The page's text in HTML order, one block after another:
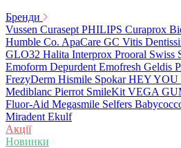
Бренди
Vussen Curasept PHILIPS Curaprox
Humble Co. ApaCare GC Vitis
GLO32 Halita Interprox Prooral Swiss
Emoform Depurdent Emofresh Geldis
FrezyDerm Hismile Spokar HEY YOU
Mediblanc Pierrot SmileKit VEGA
Fluor-Aid Megasmile Selfers
Miradent Ekulf
Акції
Новинки